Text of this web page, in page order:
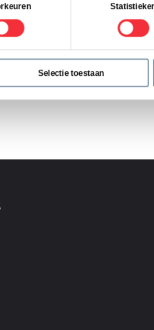
Selectie toestaan
dit
Frances de
Ivo
(Dynalinq)